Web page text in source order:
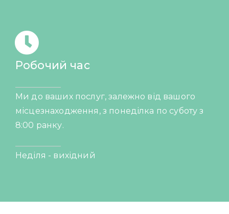
Робочий час
Ми до ваших послуг, залежно від вашого
місцезнаходження, з понеділка по суботу з
8:00 ранку.
Неділя - вихідний